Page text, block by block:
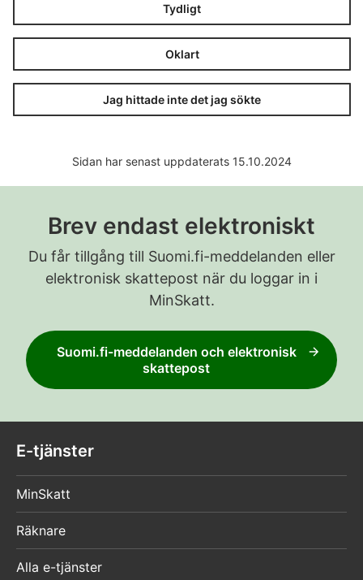
Tydligt
Oklart
Jag hittade inte det jag sökte
Sidan har senast uppdaterats 15.10.2024
Brev endast elektroniskt
Du får tillgång till Suomi.fi-meddelanden eller
elektronisk skattepost när du loggar in i
MinSkatt.
Suomi.fi-meddelanden och elektronisk
skattepost
E-tjänster
MinSkatt
Räknare
Alla e-tjänster